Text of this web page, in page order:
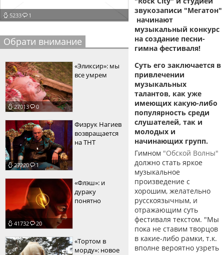
пїЅпїЅпїЅ
пїЅпїЅпїЅпїЅпїЅпїЅпїЅпїЅпїЅпїЅпїЅ
пїЅпїЅпїЅ
пїЅпїЅпїЅпїЅпїЅпїЅпїЅпїЅпїЅ
пїЅпїЅпїЅ пїЅпїЅпїЅпїЅпїЅ
пїЅпїЅпїЅ пїЅпїЅпїЅпїЅпїЅпїЅ
пїЅпїЅпїЅпїЅпїЅ
пїЅпїЅпїЅпїЅпїЅпїЅпїЅпїЅпїЅпїЅ
пїЅпїЅпїЅпїЅпїЅпїЅпїЅпїЅпїЅпїЅ
5233 1
Обрати внимание
27013 0
«Эликсир»: мы
все умрем
27220 1
Физрук Нагиев
возвращается
на ТНТ
41732 20
«Флэш»: и
дураку
понятно
«Тортом в
морду»: новое
звукозаписи "Мегатон"
начинают
музыкальный конкурс
на создание песни-
гимна фестиваля!
Суть его заключается в
привлечении
музыкальных
талантов, как уже
имеющих какую-либо
популярность среди
слушателей, так и
молодых и
начинающих групп.
Гимном "Обской Волны"
должно стать яркое
музыкальное
произведение с
хорошим, желательно
русскоязычным, и
отражающим суть
фестиваля текстом. "Мы
пока не ставим творцов
в какие-либо рамки, т.к.
вполне вероятно узреть